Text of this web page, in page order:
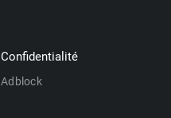
Confidentialité
Adblock